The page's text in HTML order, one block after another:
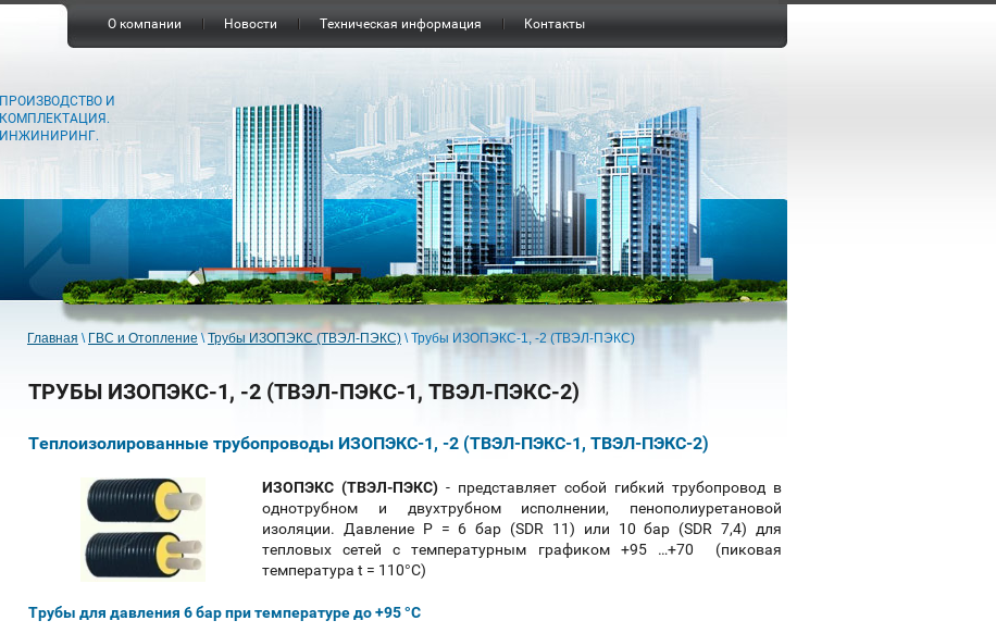
О компании Новости Техническая информация Контакты
ПРОИЗВОДСТВО И
КОМПЛЕКТАЦИЯ.
ИНЖИНИРИНГ.
Главная \ ГВС и Отопление \Трубы ИЗОПЭКС (ТВЭЛ-ПЭКС) \Трубы ИЗОПЭКС-1, -2 (ТВЭЛ-ПЭКС)
ТРУБЫ ИЗОПЭКС-1, -2 (ТВЭЛ-ПЭКС-1, ТВЭЛ-ПЭКС-2)
Теплоизолированные трубопроводы ИЗОПЭКС-1, -2 (ТВЭЛ-ПЭКС-1, ТВЭЛ-ПЭКС-2)
ИЗОПЭКС (ТВЭЛ-ПЭКС) - представляет собой гибкий трубопровод в
однотрубном и двухтрубном исполнении, пенополиуретановой
изоляции. Давление P = 6 бар (SDR 11) или 10 бар (SDR 7,4) для
тепловых сетей с температурным графиком +95 …+70 (пиковая
температура t = 110°С)
Трубы для давления 6 бар при температуре до +95 °С